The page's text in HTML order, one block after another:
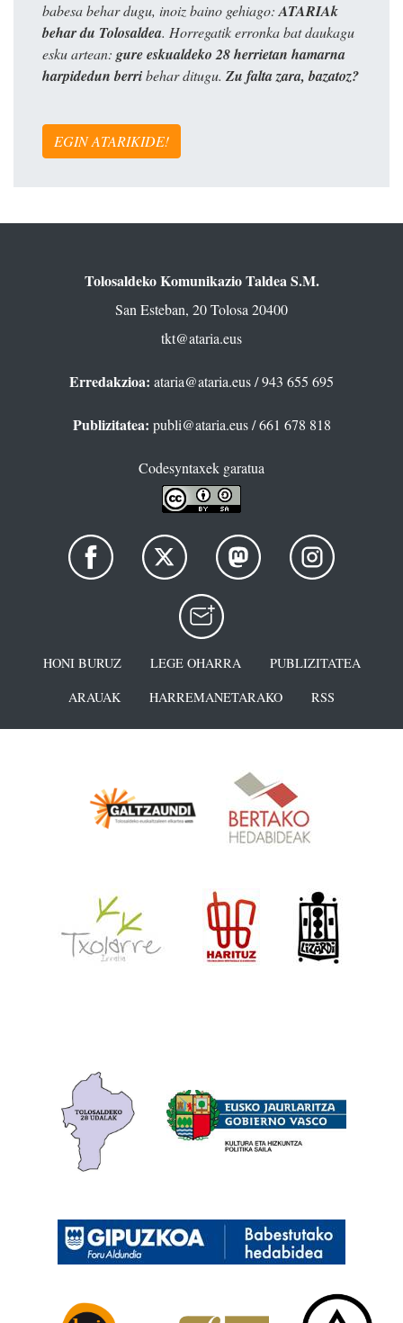
babesa behar dugu, inoiz baino gehiago: ATARIAk
behar du Tolosaldea. Horregatik erronka bat daukagu
esku artean: gure eskualdeko 28 herrietan hamarna
harpidedun berribehar ditugu. Zu falta zara, bazatoz?
EGIN ATARIKIDE!
Tolosaldeko Komunikazio Taldea S.M.
San Esteban, 20 Tolosa 20400
tkt@ataria.eus
Erredakzioa: ataria@ataria.eus/ 943 655 695
Publizitatea: publi@ataria.eus/ 661 678 818
Codesyntaxek garatua
HONI BURUZ LEGE OHARRA
PUBLIZITATEA
ARAUAK
HARREMANETARAKO RSS